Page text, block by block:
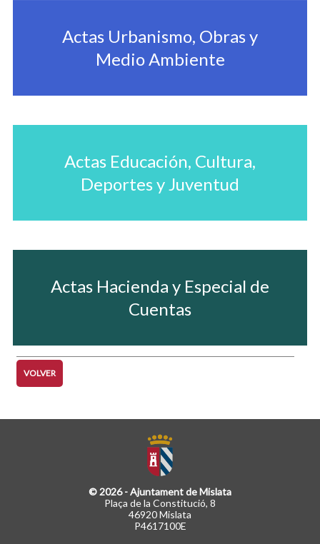
Actas Urbanismo, Obras y
Medio Ambiente
Actas Educación, Cultura,
Deportes y Juventud
Actas Hacienda y Especial de
Cuentas
VOLVER
© 2026 - Ajuntament de Mislata
Plaça de la Constitució, 8
46920 Mislata
P4617100E